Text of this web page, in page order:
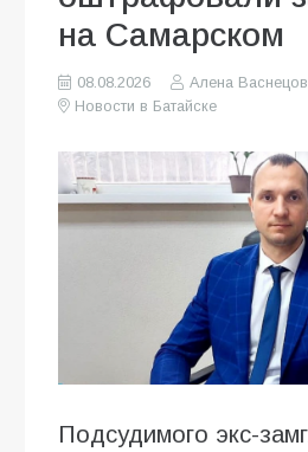
на Самарском
08.08.2026
Алена
Новости в Батайске
Подсудимого экс-